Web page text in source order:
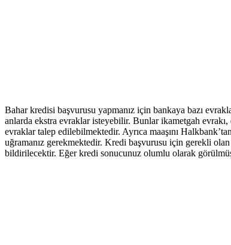
Bahar kredisi başvurusu yapmanız için bankaya bazı
anlarda ekstra evraklar isteyebilir. Bunlar ikametgah
evraklar talep edilebilmektedir. Ayrıca maaşını
uğramanız gerekmektedir. Kredi başvurusu için gerekli
bildirilecektir. Eğer kredi sonucunuz olumlu olarak